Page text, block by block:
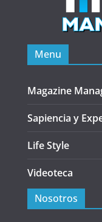
Menu
Magazine
Sapiencia y
Life Style
Videoteca
Nosotros